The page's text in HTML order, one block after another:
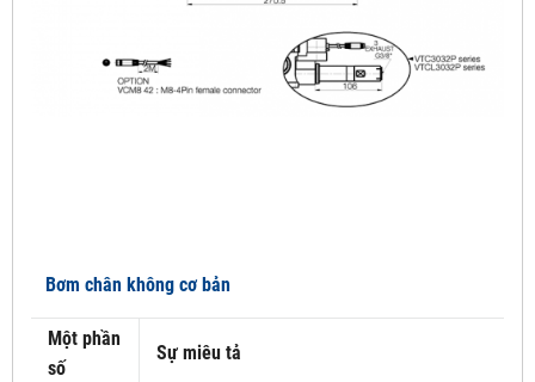
Bơm chân không cơ bản
Một phần
số
Sự miêu tả